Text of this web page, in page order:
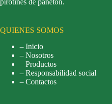
QUIENES SOMOS
– Inicio
– Nosotros
– Productos
– Responsabilidad social
– Contactos